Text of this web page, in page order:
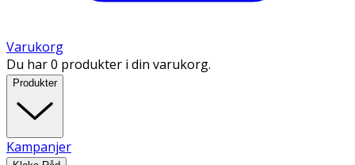
Varukorg
Du har 0 produkter i din varukorg.
Produkter
Kampanjer